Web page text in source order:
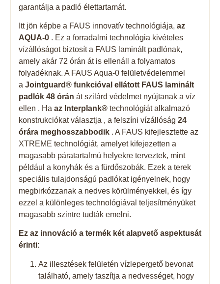
garantálja a padló élettartamát.
Itt jön képbe a FAUS innovatív technológiája, az
AQUA-0 . Ez a forradalmi technológia kivételes
vízállóságot biztosít a FAUS laminált padlónak,
amely akár 72 órán át is ellenáll a folyamatos
folyadéknak. A FAUS Aqua-0 felületvédelemmel
a Jointguard® funkcióval ellátott FAUS laminált
padlók 48 órán át szilárd védelmet nyújtanak a víz
ellen . Ha az Interplank® technológiát alkalmazó
konstrukciókat választja , a felszíni vízállóság 24
órára meghosszabbodik . A FAUS kifejlesztette az
XTREME technológiát, amelyet kifejezetten a
magasabb páratartalmú helyekre terveztek, mint
például a konyhák és a fürdőszobák. Ezek a terek
speciális tulajdonságú padlókat igényelnek, hogy
megbirkózzanak a nedves körülményekkel, és így
ezzel a különleges technológiával teljesítményüket
magasabb szintre tudták emelni.
Ez az innováció a termék két alapvető aspektusát
érinti:
Az illesztések felületén vízlepergető bevonat
található, amely taszítja a nedvességet, hogy